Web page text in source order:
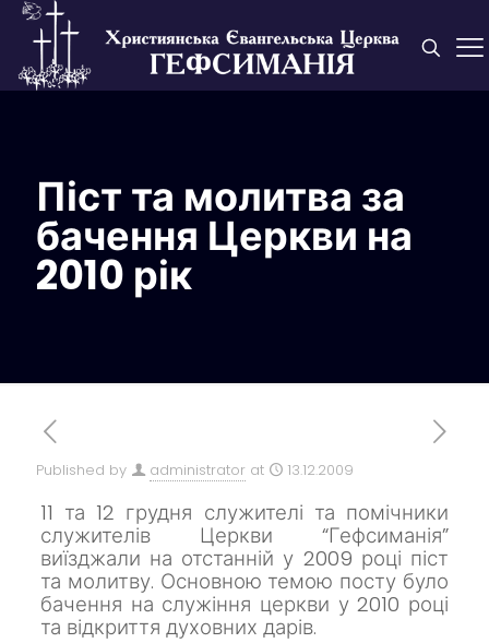
Піст та молитва за
бачення Церкви на
2010 рік
Published by administrator at 13.12.2009
11 та 12 грудня служителі та помічники
служителів Церкви “Гефсиманія”
виїзджали на отстанній у 2009 році піст
та молитву. Основною темою посту було
бачення на служіння церкви у 2010 році
та відкриття духовних дарів.